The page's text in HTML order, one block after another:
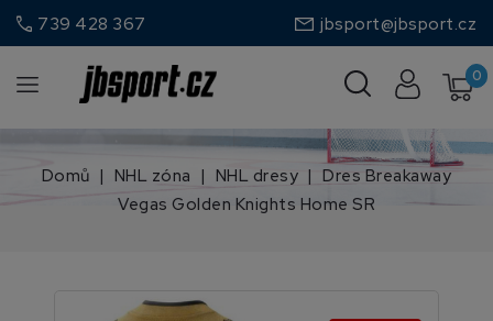
call 739 428 367 jbsport@jbsport.cz
0
Domů NHL zóna NHL dresy
Dres Breakaway
Vegas Golden Knights Home SR